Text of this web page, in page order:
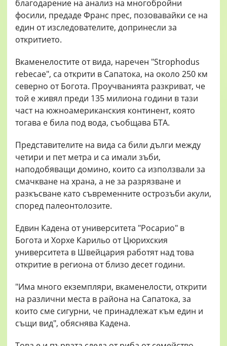
благодарение на анализ на многобройни
фосили, предаде Франс прес, позовавайки се на
един от изследователите, допринесли за
откритието.
Вкаменелостите от вида, наречен "Strophodus
rebecae", са открити в Сапатока, на около 250 км
северно от Богота. Проучванията разкриват, че
той е живял преди 135 милиона години в тази
част на южноамериканския континент, която
тогава е била под вода, съобщава БТА.
Представителите на вида са били дълги между
четири и пет метра и са имали зъби,
наподобяващи домино, които са използвали за
смачкване на храна, а не за разрязване и
разкъсване като съвременните острозъби акули,
според палеонтолозите.
Едвин Кадена от университета "Росарио" в
Богота и Хорхе Карильо от Цюрихския
университета в Швейцария работят над това
откритие в региона от близо десет години.
"Има много екземпляри, вкаменелости, открити
на различни места в района на Сапатока, за
които сме сигурни, че принадлежат към един и
същи вид", обяснява Кадена.